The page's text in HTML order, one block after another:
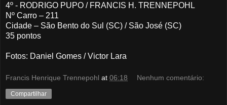
4º - RODRIGO PUPO / FRANCIS H. TRENNEPOHL
Nº Carro – 211
Cidade – São Bento do Sul (SC) / São José (SC)
35 pontos
Fotos: Daniel Gomes / Victor Lara
Francis Henrique Trennepohl at 06:18 Nenhum comentário:
Compartilhar